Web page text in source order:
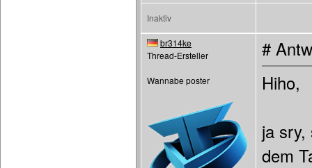
Inaktiv
br314ke
Thread-Ersteller
Wannabe poster
#
Hiho,
ja sry,
dem